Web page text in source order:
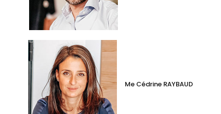
Me Cédrine RAYBAUD